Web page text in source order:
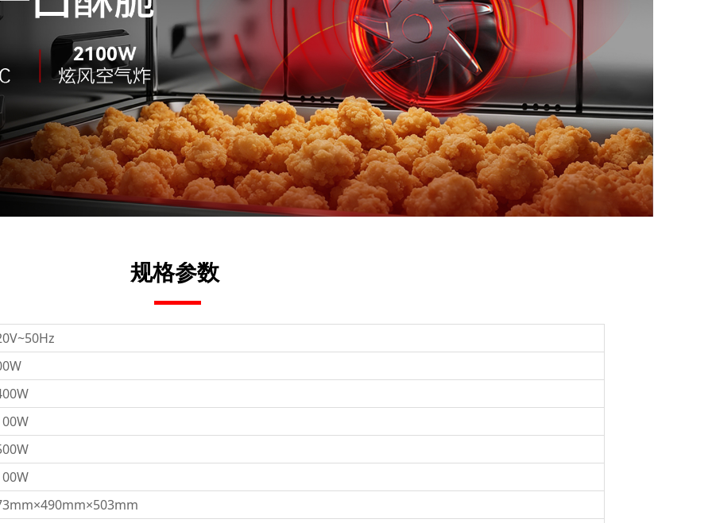
规格参数